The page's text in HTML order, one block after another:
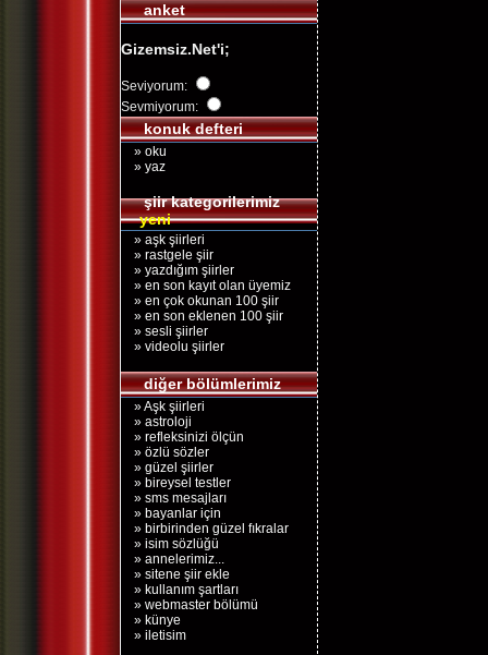
anket
Gizemsiz.Net'i;
Seviyorum:
Sevmiyorum:
konuk defteri
» oku
» yaz
şiir kategorilerimiz
yeni
» aşk şiirleri
» rastgele şiir
» yazdığım şiirler
» en son kayıt olan üyemiz
» en çok okunan 100 şiir
» en son eklenen 100 şiir
» sesli şiirler
» videolu şiirler
diğer bölümlerimiz
» Aşk şiirleri
» astroloji
» refleksinizi ölçün
» özlü sözler
» güzel şiirler
» bireysel testler
» sms mesajları
» bayanlar için
» birbirinden güzel fıkralar
» isim sözlüğü
» annelerimiz...
» sitene şiir ekle
» kullanım şartları
» webmaster bölümü
» künye
» iletisim